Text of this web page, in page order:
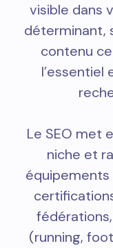
visible dans
déterminant,
contenu
l’essentiel
Le SEO met
niche et
équipements
(running,